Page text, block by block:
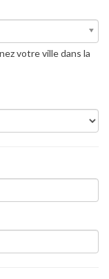
votre ville dans la